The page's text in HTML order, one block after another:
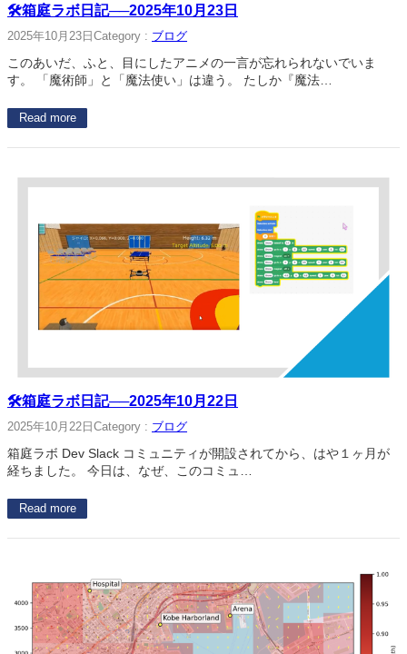
🛠箱庭ラボ日記──2025年10月23日
2025年10月23日 Category : ブログ
このあいだ、ふと、目にしたアニメの一言が忘れられないでいま
す。 「魔術師」と「魔法使い」は違う。 たしか『魔法…
Read more
🛠箱庭ラボ日記──2025年10月22日
2025年10月22日 Category : ブログ
箱庭ラボ Dev Slack コミュニティが開設されてから、はや１ヶ月が
経ちました。 今日は、なぜ、このコミュ…
Read more